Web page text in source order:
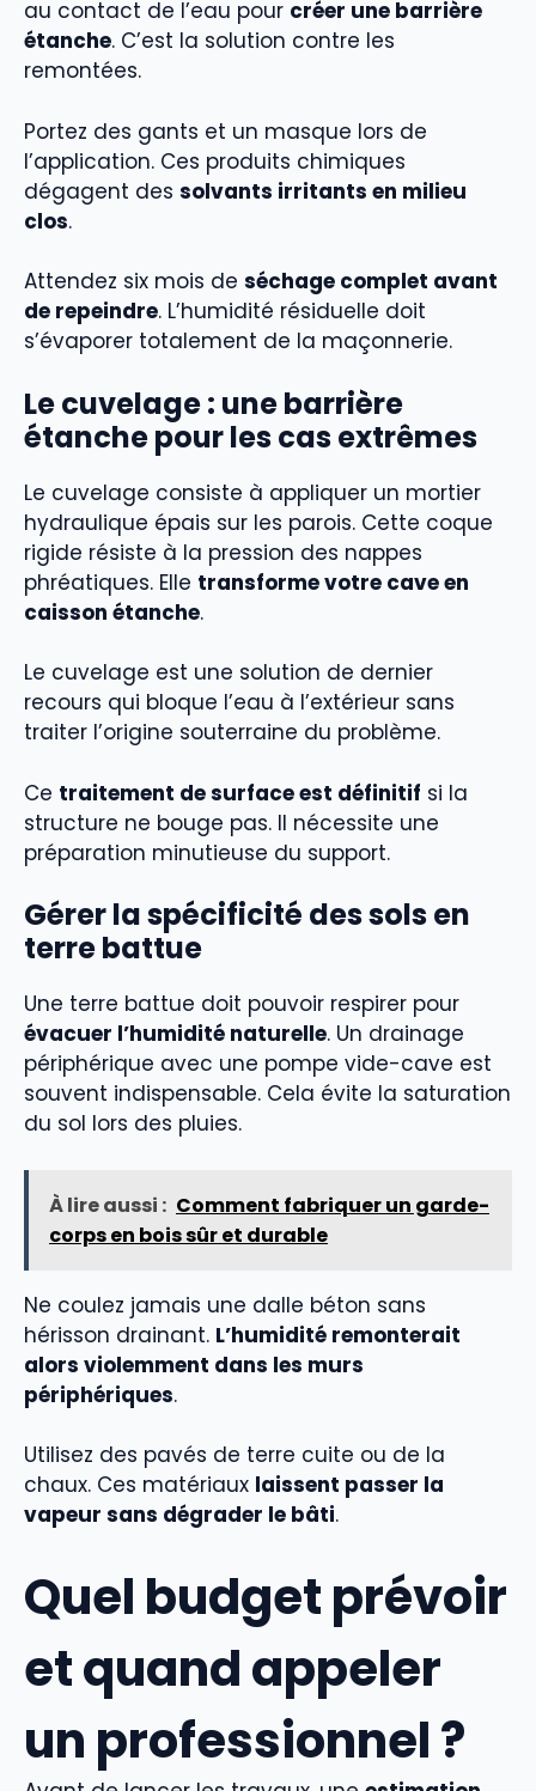
au contact de l’eau pour créer une barrière
étanche. C’est la solution contre les
remontées.
Portez des gants et un masque lors de
l’application. Ces produits chimiques
dégagent des solvants irritants en milieu
clos.
Attendez six mois de séchage complet avant
de repeindre. L’humidité résiduelle doit
s’évaporer totalement de la maçonnerie.
Le cuvelage : une barrière
étanche pour les cas extrêmes
Le cuvelage consiste à appliquer un mortier
hydraulique épais sur les parois. Cette coque
rigide résiste à la pression des nappes
phréatiques. Elle transforme votre cave en
caisson étanche.
Le cuvelage est une solution de dernier
recours qui bloque l’eau à l’extérieur sans
traiter l’origine souterraine du problème.
Ce traitement de surface est définitif si la
structure ne bouge pas. Il nécessite une
préparation minutieuse du support.
Gérer la spécificité des sols en
terre battue
Une terre battue doit pouvoir respirer pour
évacuer l’humidité naturelle. Un drainage
périphérique avec une pompe vide-cave est
souvent indispensable. Cela évite la saturation
du sol lors des pluies.
À lire aussi : Comment fabriquer un garde-
corps en bois sûr et durable
Ne coulez jamais une dalle béton sans
hérisson drainant. L’humidité remonterait
alors violemment dans les murs
périphériques.
Utilisez des pavés de terre cuite ou de la
chaux. Ces matériaux laissent passer la
vapeur sans dégrader le bâti.
Quel budget prévoir
et quand appeler
un professionnel ?